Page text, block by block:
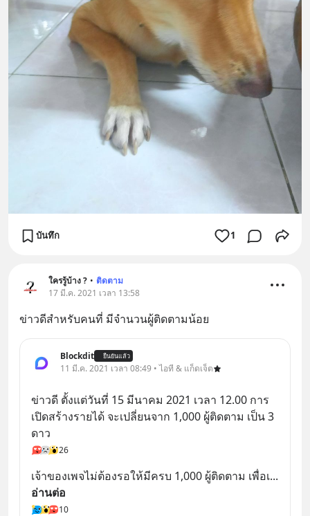
บันทึก 1
ใครรู้บ้าง ? • ติดตาม
17 มี.ค. 2021 เวลา 13:58
ข่าวดีสำหรับคนที่ มีจำนวนผู้ติดตามน้อย
Blockdit ยืนยันแล้ว
11 มี.ค. 2021 เวลา 08:49 • ไอที & แก็ดเจ็ต
ข่าวดี ตั้งแต่วันที่ 15 มีนาคม 2021 เวลา 12.00 การ
เปิดสร้างรายได้ จะเปลี่ยนจาก 1,000 ผู้ติดตาม เป็น 3
ดาว
26
เจ้าของเพจไม่ต้องรอให้มีครบ 1,000 ผู้ติดตาม เพื่อเ
อ่านต่อ
10